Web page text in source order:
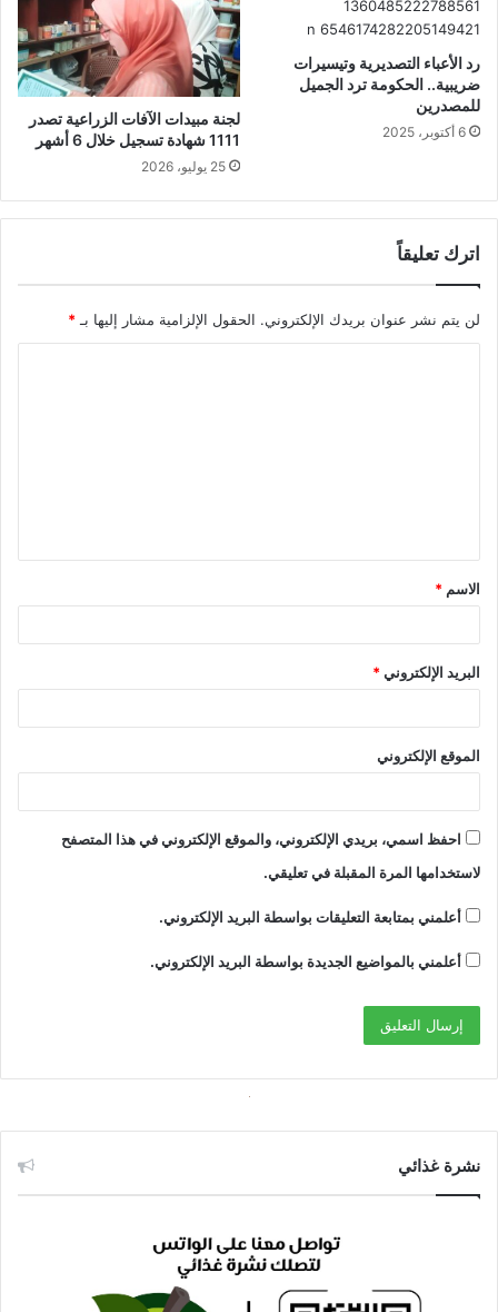
رد الأعباء التصديرية وتيسيرات
ضريبية.. الحكومة ترد الجميل
للمصدرين
6 أكتوبر، 2025
لجنة مبيدات الآفات الزراعية تصدر
1111 شهادة تسجيل خلال 6 أشهر
25 يوليو، 2026
اترك تعليقاً
لن يتم نشر عنوان بريدك الإلكتروني. الحقول الإلزامية مشار إليها بـ *
ق
*
الاسم *
البريد الإلكتروني*
الموقع الإلكتروني
احفظ اسمي، بريدي الإلكتروني، والموقع الإلكتروني في هذا المتصفح
لاستخدامها المرة المقبلة في تعليقي.
أعلمني بمتابعة التعليقات بواسطة البريد الإلكتروني.
أعلمني بالمواضيع الجديدة بواسطة البريد الإلكتروني.
نشرة غذائي